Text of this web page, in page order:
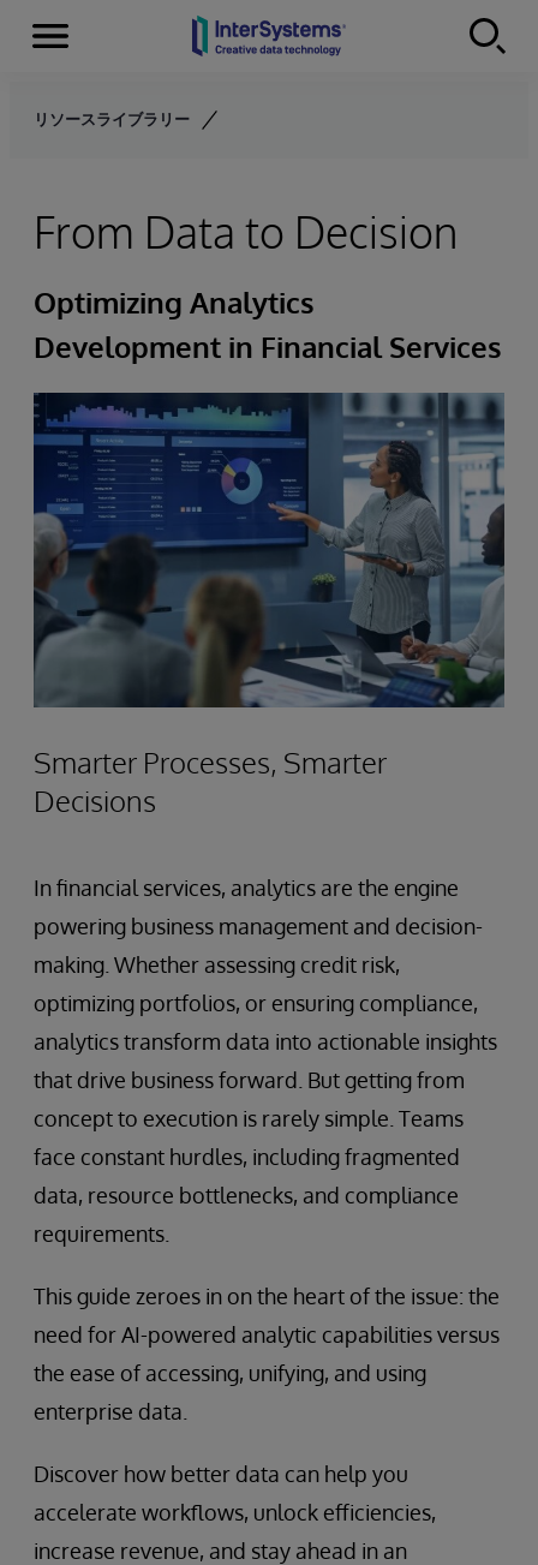
Skip to content
Menu
リソースライブラリー
From Data to Decision
Optimizing Analytics
Development in Financial Services
Smarter Processes, Smarter
Decisions
In financial services, analytics are the engine
powering business management and decision-
making. Whether assessing credit risk,
optimizing portfolios, or ensuring compliance,
analytics transform data into actionable insights
that drive business forward. But getting from
concept to execution is rarely simple. Teams
face constant hurdles, including fragmented
data, resource bottlenecks, and compliance
requirements.
This guide zeroes in on the heart of the issue: the
need for AI-powered analytic capabilities versus
the ease of accessing, unifying, and using
enterprise data.
Discover how better data can help you
accelerate workflows, unlock efficiencies,
increase revenue, and stay ahead in an